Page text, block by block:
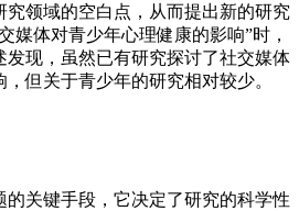
究领域的空白点，从而提出新的研究
媒体对青少年心理健康的影响”时，
发现，虽然已有研究探讨了社交媒体
但关于青少年的研究相对较少。
关键手段，它决定了研究的科学性